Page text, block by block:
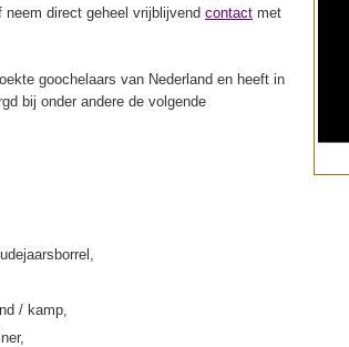
direct geheel vrijblijvend contact met
goochelaars van Nederland en heeft in
bij onder andere de volgende
/ kamp,